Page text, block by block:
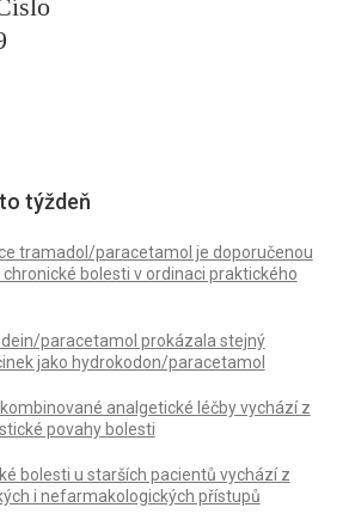
týždeň
tramadol/paracetamol je doporučenou
chronické bolesti v ordinaci praktického
paracetamol prokázala stejný
jako hydrokodon/paracetamol
analgetické léčby vychází z
povahy bolesti
bolesti u starších pacientů vychází z
i nefarmakologických přístupů